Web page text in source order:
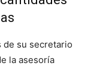
de su secretario
la asesoría